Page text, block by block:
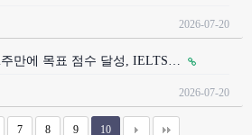
2026-07-20
만에 목표 점수 달성, IELTS…
2026-07-20
7 8 9 10